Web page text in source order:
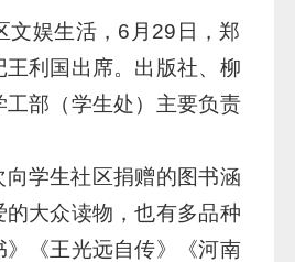
文娱生活，6月29日，郑
利国出席。出版社、柳
部（学生处）主要负责
学生社区捐赠的图书涵
大众读物，也有多品种
《王光远自传》《河南